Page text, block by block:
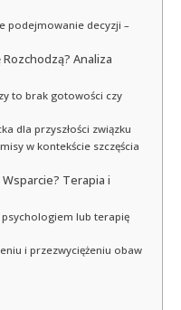
podejmowanie decyzji –
Analiza
to brak gotowości czy
dla przyszłości związku
w kontekście szczęścia
Terapia i
lub terapię
i przezwyciężeniu obaw